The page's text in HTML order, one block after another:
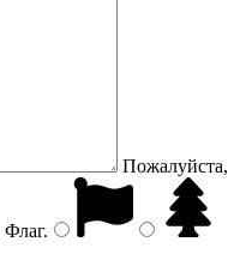
Пожалуйста,
Флаг.